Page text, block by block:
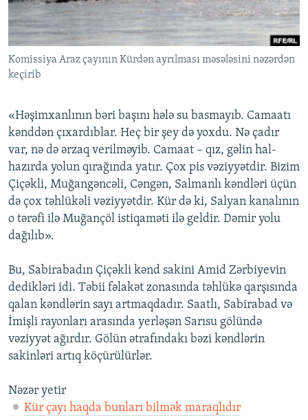
İNFOQRAFIKA
KARIKATURA
AZƏRBAYCAN ƏDƏBIYYATI KITABXANASI
İSLAM VƏ DEMOKRATIYA
İZ - MƏDƏNIYYƏT PROQRAMI
MISSIYAMIZ
PEŞƏ ETIKASI VƏ JURNALISTIKA STANDARTLARIMIZ
MATERIALLARIMIZDAN ISTIFADƏ
BIZIMLƏ ƏLAQƏ
XƏBƏR BÜLLETENLƏRIMIZ
BIZI IZLƏ
Komissiya Araz çayının Kürdən ayrılması məsələsini nəzərdən
keçirib
«Həşimxanlının bəri başını hələ su basmayıb. Camaatı
kənddən çıxardıblar. Heç bir şey də yoxdu. Nə çadır
var, nə də ərzaq verilməyib. Camaat – qız, gəlin hal-
hazırda yolun qırağında yatır. Çox pis vəziyyətdir. Bizim
Çiçəkli, Muğangəncəli, Cəngən, Salmanlı kəndləri üçün
də çox təhlükəli vəziyyətdir. Kür də ki, Salyan kanalının
o tərəfi ilə Muğançöl istiqaməti ilə geldir. Dəmir yolu
dağılıb».
Bu, Sabirabadın Çiçəkli kənd sakini Amid Zərbiyevin
dedikləri idi. Təbii fəlakət zonasında təhlükə qarşısında
qalan kəndlərin sayı artmaqdadır. Saatlı, Sabirabad və
İmişli rayonları arasında yerləşən Sarısu gölündə
vəziyyət ağırdır. Gölün ətrafındakı bəzi kəndlərin
sakinləri artıq köçürülürlər.
Nəzər yetir
Kür çayı haqda bunları bilmək maraqlıdır